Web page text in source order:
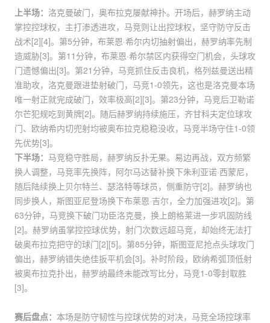
上半场： 洛克曼破门，奥布拉克屡献神扑。开场后，赫罗纳主动
掌控控球权，主打渗透进攻，马竞则让出控球权，坚守防守反击
战术[2][4]。第5分钟，布莱恩·希尔内切抽射偏出，赫罗纳率先制
造威胁[3]。第11分钟，布莱恩·希尔禁区内获得空门机会，头球攻
门遗憾偏出[3]。第21分钟，马竞抓住反击良机，格列兹曼送出精
准助攻，洛克曼跟进垫射破门，马竞1-0领先，这也是洛克曼本场
唯一射正就完成破门，效率极高[2][3]。第23分钟，马竞后卫勒诺
尔芒犯规吃到黄牌[2]。随后赫罗纳持续施压，齐甘科夫定位球攻
门、欧纳希内切兜射均被奥布拉克稳稳没收，马竞半场守住1-0领
先优势[3]。
下半场： 马竞稳守胜局，赫罗纳反扑无果。易边再战，双方频繁
换人调整，马竞率先换阵，阿尔马达替补换下朱利亚诺·西蒙尼，
随后陆续换上贝尔特兰、瑟洛特等球员，侧重防守[2]。赫罗纳也
同步换人，斯图亚尼登场换下布莱恩·吉尔，全力加强进攻[2]。第
63分钟，马竞换下破门功臣洛克曼，换上朗格莱进一步巩固防线
[2]。赫罗纳虽掌控控球优势，射门次数远超马竞，却始终无法打
破奥布拉克把守的球门[2][5]。第85分钟，斯图亚尼抢点头球攻门
偏出，赫罗纳错失绝佳扳平机会[3]。补时阶段，欧纳希弧顶低射
被奥布拉克扑出，赫罗纳最终未能改写比分，马竞1-0零封取胜
[3]。
赛后盘点： 本场是防守韧性与控球优势的对决，马竞全场控球率